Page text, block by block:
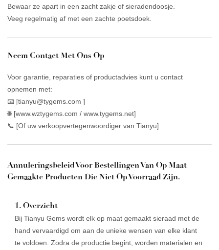
Bewaar ze apart in een zacht zakje of sieradendoosje.
Veeg regelmatig af met een zachte poetsdoek.
Neem Contact Met Ons Op
Voor garantie, reparaties of productadvies kunt u contact
opnemen met:
📧 [tianyu@tygems.com ]
🌐 [www.wztygems.com / www.tygems.net]
📞 [Of uw verkoopvertegenwoordiger van Tianyu]
Annuleringsbeleid Voor Bestellingen Van Op Maat
Gemaakte Producten Die Niet Op Voorraad Zijn.
1. Overzicht
Bij Tianyu Gems wordt elk op maat gemaakt sieraad met de
hand vervaardigd om aan de unieke wensen van elke klant
te voldoen. Zodra de productie begint, worden materialen en